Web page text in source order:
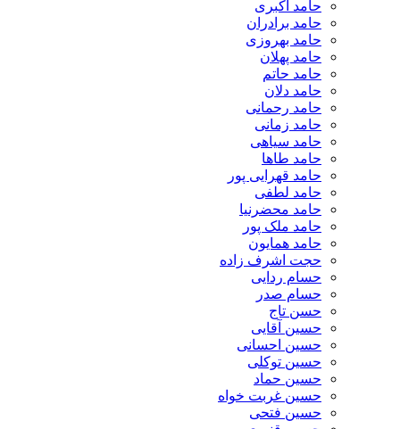
حامد اکبری
حامد برادران
حامد بهروزی
حامد پهلان
حامد حاتم
حامد دلان
حامد رحمانی
حامد زمانی
حامد سیاهی
حامد طاها
حامد قهرایی پور
حامد لطفی
حامد محضرنیا
حامد ملک پور
حامد همایون
حجت اشرف زاده
حسام ردایی
حسام صدر
حسن تاج
حسین آقایی
حسین احسانی
حسین توکلی
حسین حماد
حسین غربت خواه
حسین فتحی